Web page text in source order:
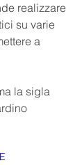
realizzare
su varie
a
la sigla